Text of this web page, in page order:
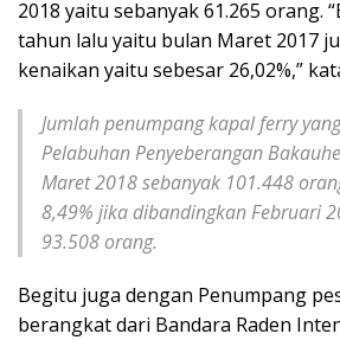
2018 yaitu sebanyak 61.265 orang.
tahun lalu yaitu bulan Maret 2017
kenaikan yaitu sebesar 26,02%,”
Jumlah penumpang kapal ferry
Pelabuhan Penyeberangan
Maret 2018 sebanyak 101.448
8,49% jika dibandingkan Februari
93.508 orang.
Begitu juga dengan Penumpang
berangkat dari Bandara Raden